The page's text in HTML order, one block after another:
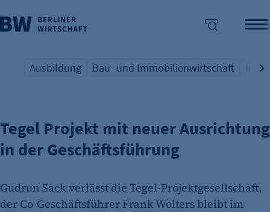
überspringen
Übersicht Schlagwort
Ausbildung
Übersicht Schlagwort
Bau- und Immobilienwirtschaft
PERSONALIE
Tegel Projekt mit neuer Ausrichtung
in der Geschäftsführung
Gudrun Sack verlässt die Tegel-Projektgesellschaft,
der Co-Geschäftsführer Frank Wolters bleibt im